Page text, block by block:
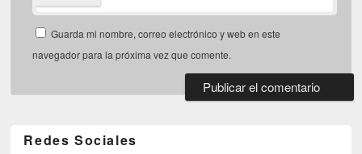
Guarda mi nombre, correo electrónico y web en este
navegador para la próxima vez que comente.
Redes Sociales